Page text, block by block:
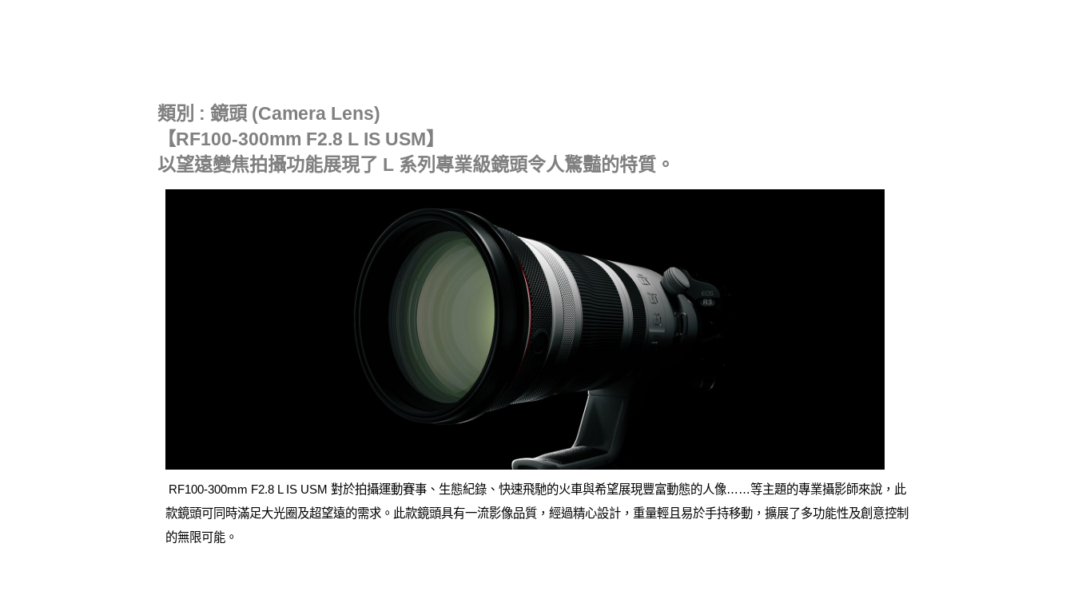
類別 : 鏡頭 (Camera Lens)
【RF100-300mm F2.8 L IS USM】
以望遠變焦拍攝功能展現了 L 系列專業級鏡頭令人驚豔的特質。
RF100-300mm F2.8 L IS USM 對於拍攝運動賽事、生態紀錄、快速飛馳的火車與希望展現豐富動態的人像……等主題的專業攝影師來說，此
款鏡頭可同時滿足大光圈及超望遠的需求。此款鏡頭具有一流影像品質，經過精心設計，重量輕且易於手持移動，擴展了多功能性及創意控制
的無限可能。